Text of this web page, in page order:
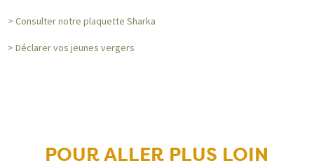
> Consulter notre plaquette Sharka
> Déclarer vos jeunes vergers
POUR ALLER PLUS LOIN